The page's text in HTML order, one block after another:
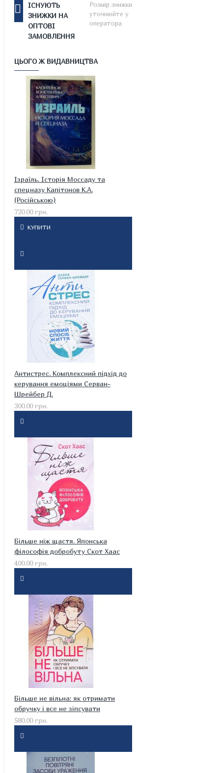
ІСНУЮТЬ
ЗНИЖКИ НА
ОПТОВІ
ЗАМОВЛЕННЯ
Розмір знижки
уточнюйте у
оператора
ЦЬОГО Ж ВИДАВНИЦТВА
Ізраїль. Історія Моссаду та
спецназу Капітонов К.А.
(Російською)
720.00 грн.
КУПИТИ
Антистрес. Комплексний підхід до
керування емоціями Серван-
Шрейбер Д.
300.00 грн.
Більше ніж щастя. Японська
філософія добробуту Скот Хаас
400.00 грн.
Більше не вільна: як отримати
обручку і все не зіпсувати
580.00 грн.